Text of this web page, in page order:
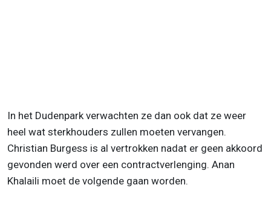
In het Dudenpark verwachten ze dan ook dat ze weer
heel wat sterkhouders zullen moeten vervangen.
Christian Burgess is al vertrokken nadat er geen akkoord
gevonden werd over een contractverlenging. Anan
Khalaili moet de volgende gaan worden.